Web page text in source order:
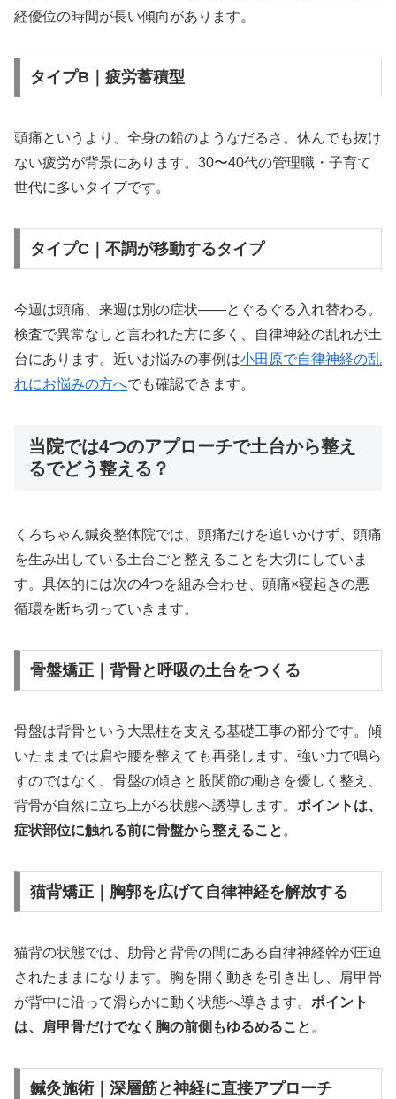
経優位の時間が長い傾向があります。
タイプB｜疲労蓄積型
頭痛というより、全身の鉛のようなだるさ。休んでも抜け
ない疲労が背景にあります。30〜40代の管理職・子育て
世代に多いタイプです。
タイプC｜不調が移動するタイプ
今週は頭痛、来週は別の症状——とぐるぐる入れ替わる。
検査で異常なしと言われた方に多く、自律神経の乱れが土
台にあります。近いお悩みの事例は小田原で自律神経の乱
れにお悩みの方へでも確認できます。
当院では4つのアプローチで土台から整え
るでどう整える？
くろちゃん鍼灸整体院では、頭痛だけを追いかけず、頭痛
を生み出している土台ごと整えることを大切にしていま
す。具体的には次の4つを組み合わせ、頭痛×寝起きの悪
循環を断ち切っていきます。
骨盤矯正｜背骨と呼吸の土台をつくる
骨盤は背骨という大黒柱を支える基礎工事の部分です。傾
いたままでは肩や腰を整えても再発します。強い力で鳴ら
すのではなく、骨盤の傾きと股関節の動きを優しく整え、
背骨が自然に立ち上がる状態へ誘導します。 ポイントは、
症状部位に触れる前に骨盤から整えること。
猫背矯正｜胸郭を広げて自律神経を解放する
猫背の状態では、肋骨と背骨の間にある自律神経幹が圧迫
されたままになります。胸を開く動きを引き出し、肩甲骨
が背中に沿って滑らかに動く状態へ導きます。 ポイント
は、肩甲骨だけでなく胸の前側もゆるめること。
鍼灸施術｜深層筋と神経に直接アプローチ